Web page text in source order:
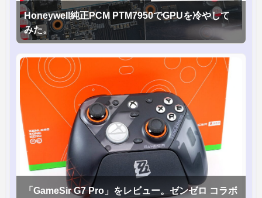
Honeywell純正PCM PTM7950でGPUを冷やして
みた。
「GameSir G7 Pro」をレビュー。ゼンゼロ コラボ